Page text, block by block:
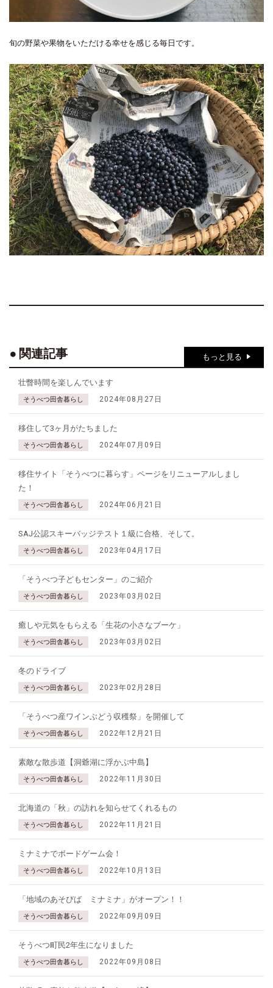
旬の野菜や果物をいただける幸せを感じる毎日です。
関連記事 もっと見る
壮瞥時間を楽しんでいます
そうべつ田舎暮らし 2024年08月27日
移住して3ヶ月がたちました
そうべつ田舎暮らし 2024年07月09日
移住サイト「そうべつに暮らす」ページをリニューアルしまし
た！
そうべつ田舎暮らし 2024年06月21日
SAJ公認スキーバッジテスト１級に合格、そして。
そうべつ田舎暮らし 2023年04月17日
「そうべつ子どもセンター」のご紹介
そうべつ田舎暮らし 2023年03月02日
癒しや元気をもらえる「生花の小さなブーケ」
そうべつ田舎暮らし 2023年03月02日
冬のドライブ
そうべつ田舎暮らし 2023年02月28日
「そうべつ産ワインぶどう収穫祭」を開催して
そうべつ田舎暮らし 2022年12月21日
素敵な散歩道【洞爺湖に浮かぶ中島】
そうべつ田舎暮らし 2022年11月30日
北海道の「秋」の訪れを知らせてくれるもの
そうべつ田舎暮らし 2022年11月21日
ミナミナでボードゲーム会！
そうべつ田舎暮らし 2022年10月13日
「地域のあそびば ミナミナ」がオープン！！
そうべつ田舎暮らし 2022年09月09日
そうべつ町民2年生になりました
そうべつ田舎暮らし 2022年09月08日